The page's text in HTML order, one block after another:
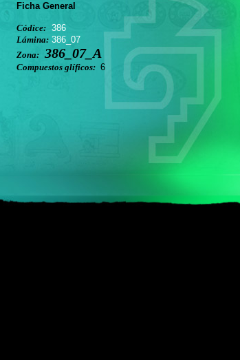
Ficha General
Códice: 386
Lámina: 386_07
Zona: 386_07_A
Compuestos glíficos: 6